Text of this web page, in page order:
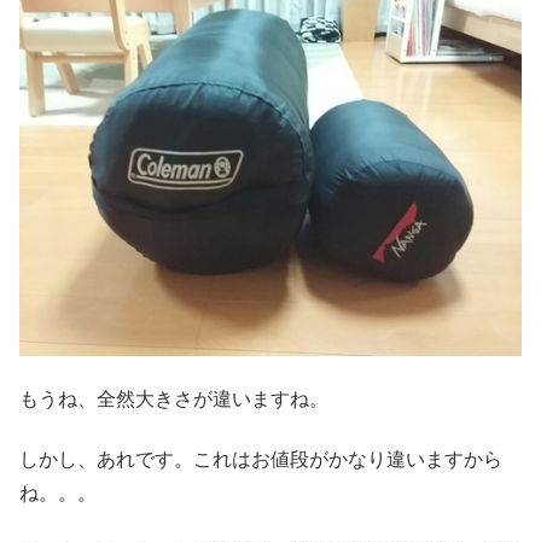
もうね、全然大きさが違いますね。
しかし、あれです。これはお値段がかなり違いますから
ね。。。